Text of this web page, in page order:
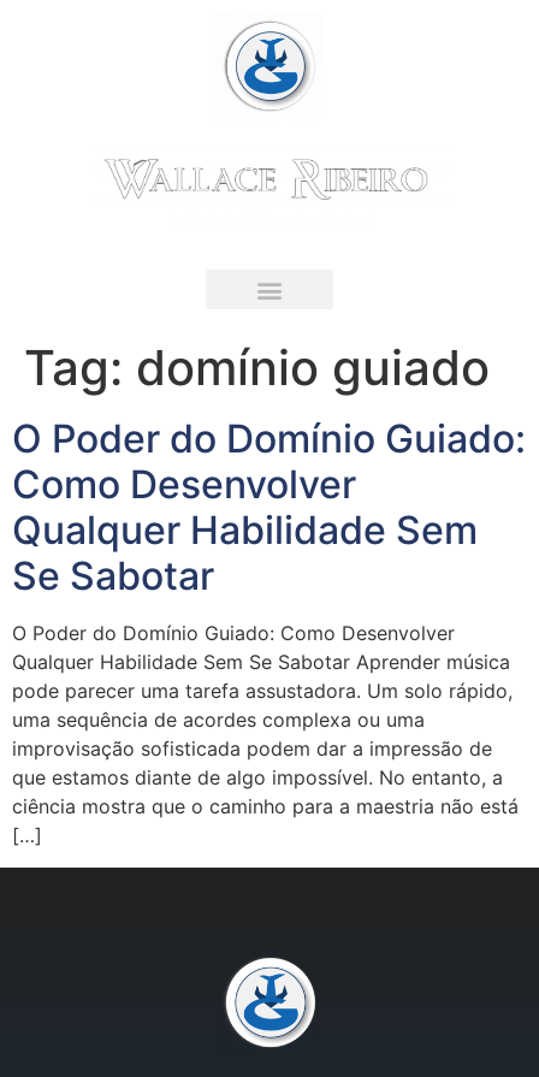
Tag: domínio guiado
O Poder do Domínio Guiado:
Como Desenvolver
Qualquer Habilidade Sem
Se Sabotar
O Poder do Domínio Guiado: Como Desenvolver
Qualquer Habilidade Sem Se Sabotar Aprender música
pode parecer uma tarefa assustadora. Um solo rápido,
uma sequência de acordes complexa ou uma
improvisação sofisticada podem dar a impressão de
que estamos diante de algo impossível. No entanto, a
ciência mostra que o caminho para a maestria não está
[…]